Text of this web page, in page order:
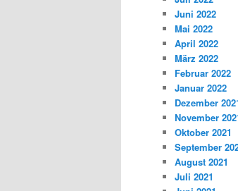
Juni 2022
Mai 2022
April 2022
März 2022
Februar 2022
Januar 2022
Dezember
November
Oktober 2021
September
August 2021
Juli 2021